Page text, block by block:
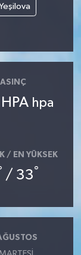
hpa
/ EN YÜKSEK
/ 33°